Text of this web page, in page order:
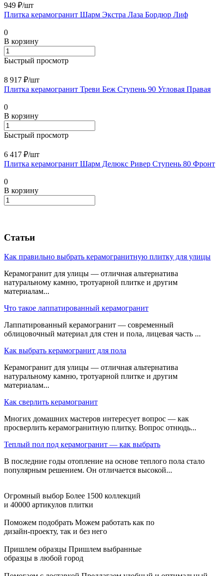
949 ₽/шт
Плитка керамогранит Шарм Экстра Лаза Бордюр Лиф
0
В корзину
Быстрый просмотр
8 917 ₽/шт
Плитка керамогранит Треви Беж Ступень 90 Угловая Правая
0
В корзину
Быстрый просмотр
6 417 ₽/шт
Плитка керамогранит Шарм Делюкс Ривер Ступень 80 Фронт
0
В корзину
Статьи
Как правильно выбрать керамогранитную плитку для улицы
Керамогранит для улицы — отличная альтернатива
натуральному камню, тротуарной плитке и другим
материалам...
Что такое лаппатированный керамогранит
Лаппатированный керамогранит — современный
облицовочный материал для стен и пола, лицевая часть ...
Как выбрать керамогранит для пола
Керамогранит для улицы — отличная альтернатива
натуральному камню, тротуарной плитке и другим
материалам...
Как сверлить керамогранит
Многих домашних мастеров интересует вопрос — как
просверлить керамогранитную плитку. Вопрос отнюдь...
Теплый пол под керамогранит — как выбрать
В последние годы отопление на основе теплого пола стало
популярным решением. Он отличается высокой...
Огромный выбор Более 1500 коллекций
и 40000 артикулов плитки
Поможем подобрать Можем работать как по
дизайн-проекту, так и без него
Пришлем образцы Пришлем выбранные
образцы в любой город